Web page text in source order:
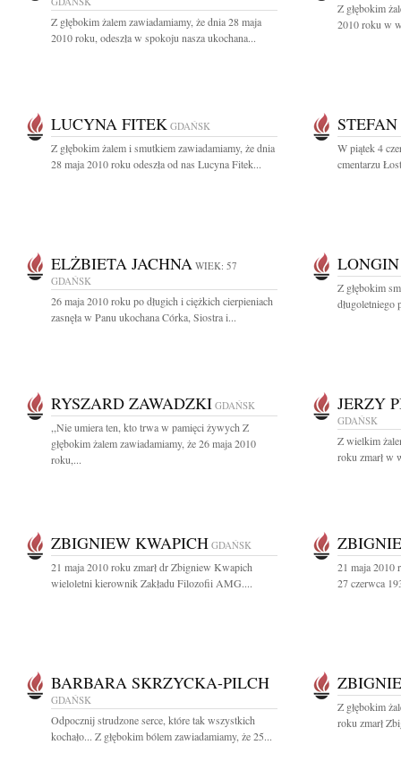
Z głębokim żalem zawiadamiamy, że dnia 28 maja
2010 roku, odeszła w spokoju nasza ukochana...
Z głębokim
2010 roku w
LUCYNA FITEK GDAŃSK
Z głębokim żalem i smutkiem zawiadamiamy, że dnia
28 maja 2010 roku odeszła od nas Lucyna Fitek...
W piątek 4
cmentarzu
ELŻBIETA JACHNA WIEK: 57
GDAŃSK
26 maja 2010 roku po długich i ciężkich cierpieniach
zasnęła w Panu ukochana Córka, Siostra i...
Z głębokim
długoletniego
RYSZARD ZAWADZKI GDAŃSK
,,Nie umiera ten, kto trwa w pamięci żywych Z
głębokim żalem zawiadamiamy, że 26 maja 2010
roku,...
JERZY
GDAŃSK
Z wielkim
roku zmarł w
ZBIGNIEW KWAPICH GDAŃSK
21 maja 2010 roku zmarł dr Zbigniew Kwapich
wieloletni kierownik Zakładu Filozofii AMG....
21 maja 2010
27 czerwca
BARBARA SKRZYCKA-PILCH
GDAŃSK
Odpocznij strudzone serce, które tak wszystkich
kochało... Z głębokim bólem zawiadamiamy, że 25...
Z głębokim
roku zmarł